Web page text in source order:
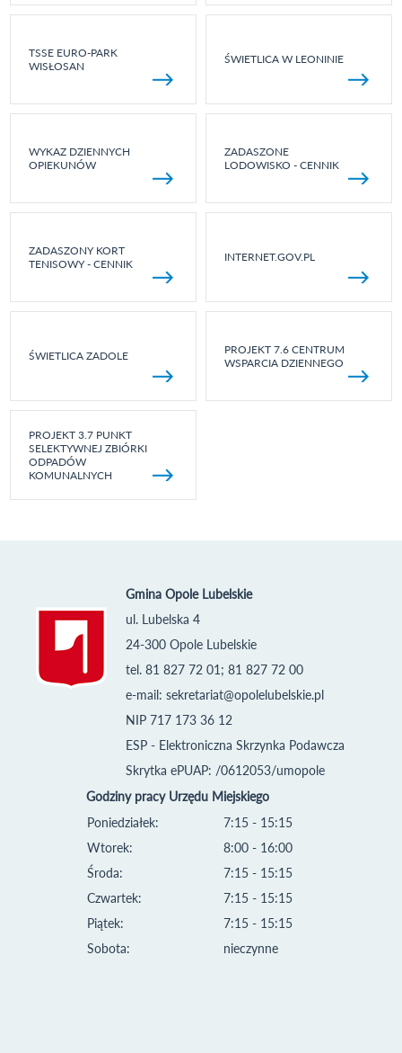
TSSE EURO-PARK
WISŁOSAN
ŚWIETLICA W LEONINIE
WYKAZ DZIENNYCH
OPIEKUNÓW
ZADASZONE
LODOWISKO - CENNIK
ZADASZONY KORT
TENISOWY - CENNIK
INTERNET.GOV.PL
ŚWIETLICA ZADOLE
PROJEKT 7.6 CENTRUM
WSPARCIA DZIENNEGO
PROJEKT 3.7 PUNKT
SELEKTYWNEJ ZBIÓRKI
ODPADÓW
KOMUNALNYCH
Gmina Opole Lubelskie
ul. Lubelska 4
24-300 Opole Lubelskie
tel. 81 827 72 01; 81 827 72 00
e-mail: sekretariat@opolelubelskie.pl
NIP 717 173 36 12
ESP - Elektroniczna Skrzynka Podawcza
Skrytka ePUAP: /0612053/umopole
Godziny pracy Urzędu Miejskiego
Poniedziałek:
Wtorek:
Środa:
Czwartek:
Piątek:
Sobota:
7:15 - 15:15
8:00 - 16:00
7:15 - 15:15
7:15 - 15:15
7:15 - 15:15
nieczynne